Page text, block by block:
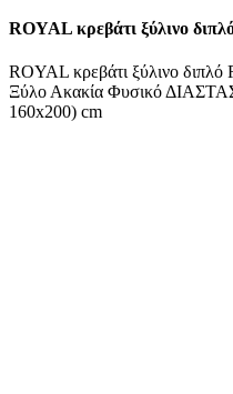
ROYAL κρεβάτι ξύλινο
ROYAL κρεβάτι ξύλινο
Ξύλο Ακακία Φυσικό
160x200) cm